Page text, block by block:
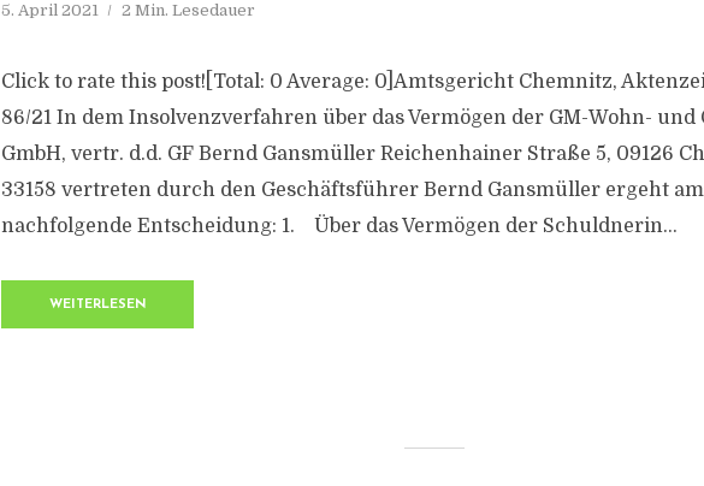
5. April 2021 2 Min. Lesedauer
Click to rate this post![Total: 0 Average: 0]Amtsgericht Chemnitz,
86/21 In dem Insolvenzverfahren über das Vermögen der GM-Wohn- und
GmbH, vertr. d.d. GF Bernd Gansmüller Reichenhainer Straße 5, 09126
33158 vertreten durch den Geschäftsführer Bernd Gansmüller ergeht am
nachfolgende Entscheidung: 1. Über das Vermögen der Schuldnerin...
WEITERLESEN